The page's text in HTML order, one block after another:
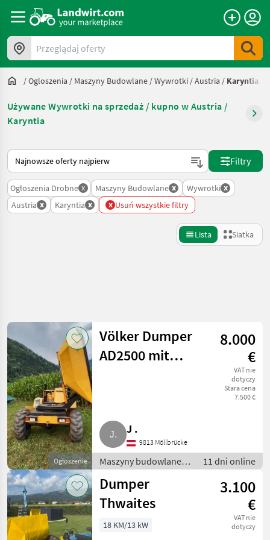
Przeglądaj oferty
/Ogloszenia / Maszyny Budowlane /Wywrotki /Austria / Karyntia
Używane Wywrotki na sprzedaż / kupno w Austria /
Karyntia
Tak sortuje się na Landwirt.com
Filtry
Ogłoszenia Drobne x Maszyny Budowlane x Wywrotki x
Austria x Karyntia x x Usuń wszystkie filtry
Lista Siatka
Kategoria 4 Kraj 2 Filtry
AKTUALNA
ŚCIEŻKA
technika
budowlana
Maszyny
Budowlane
Wywrotki
WYBIERZ
KATEGORIĘ
Ausa
1
Zresetuj
Pokaż 2
wyników
Ogłoszenie
Völker Dumper
AD2500 mit
8.000
€
VAT nie
dotyczy
Stara cena
7.500 €
J .
9813 Möllbrücke
Maszyny budowlane /
Wywrotki
11 dni online
Dumper
Thwaites
3.100
€
VAT nie
dotyczy
18 KM/13 kW